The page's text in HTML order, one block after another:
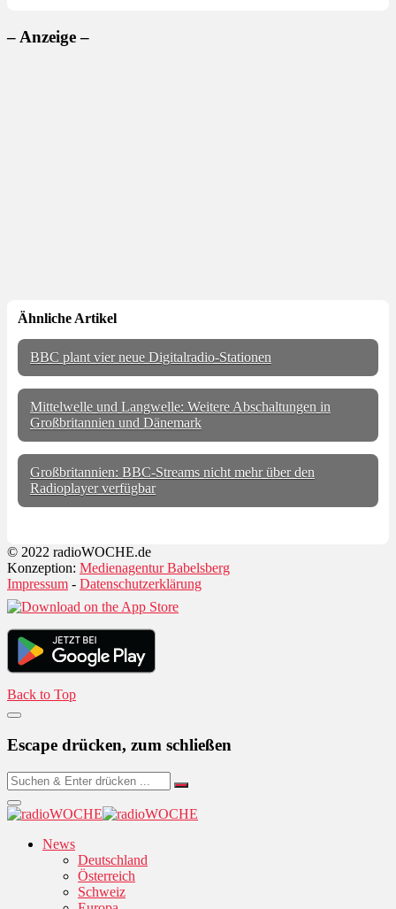
– Anzeige –
Ähnliche Artikel
BBC plant vier neue Digitalradio-Stationen
Mittelwelle und Langwelle: Weitere Abschaltungen in
Großbritannien und Dänemark
Großbritannien: BBC-Streams nicht mehr über den
Radioplayer verfügbar
© 2022 radioWOCHE.de
Konzeption: Medienagentur Babelsberg
Impressum - Datenschutzerklärung
Back to Top
Escape drücken, zum schließen
News
Deutschland
Österreich
Schweiz